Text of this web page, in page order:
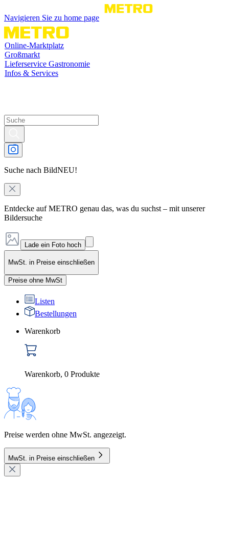
Navigieren Sie zu home page
Online-Marktplatz
Großmarkt
Lieferservice Gastronomie
Infos & Services
Suche nach BildNEU!
Entdecke auf METRO genau das, was du suchst – mit unserer
Bildersuche
Lade ein Foto hoch
MwSt. in Preise einschließen
Preise ohne MwSt
Listen
Bestellungen
Warenkorb
Warenkorb, 0 Produkte
Preise werden ohne MwSt. angezeigt.
MwSt. in Preise einschließen